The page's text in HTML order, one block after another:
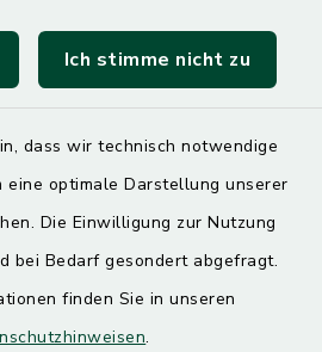
Ich stimme nicht zu
dass wir technisch notwendige
eine optimale Darstellung unserer
Die Einwilligung zur Nutzung
bei Bedarf gesondert abgefragt.
finden Sie in unseren
.